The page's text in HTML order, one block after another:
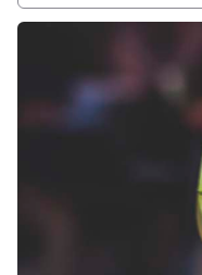
詳細を表示